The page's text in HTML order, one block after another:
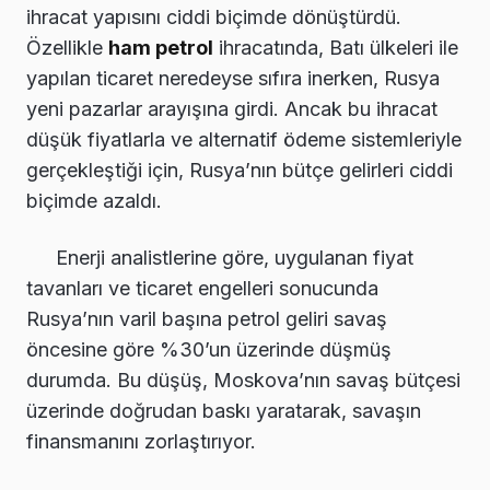
ihracat yapısını ciddi biçimde dönüştürdü.
Özellikle ham petrol ihracatında, Batı ülkeleri ile
yapılan ticaret neredeyse sıfıra inerken, Rusya
yeni pazarlar arayışına girdi. Ancak bu ihracat
düşük fiyatlarla ve alternatif ödeme sistemleriyle
gerçekleştiği için, Rusya’nın bütçe gelirleri ciddi
biçimde azaldı.
Enerji analistlerine göre, uygulanan fiyat
tavanları ve ticaret engelleri sonucunda
Rusya’nın varil başına petrol geliri savaş
öncesine göre %30’un üzerinde düşmüş
durumda. Bu düşüş, Moskova’nın savaş bütçesi
üzerinde doğrudan baskı yaratarak, savaşın
finansmanını zorlaştırıyor.